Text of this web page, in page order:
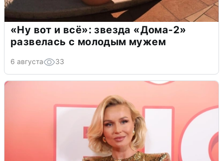
«Ну вот и всё»: звезда «Дома-2»
развелась с молодым мужем
6 августа 33